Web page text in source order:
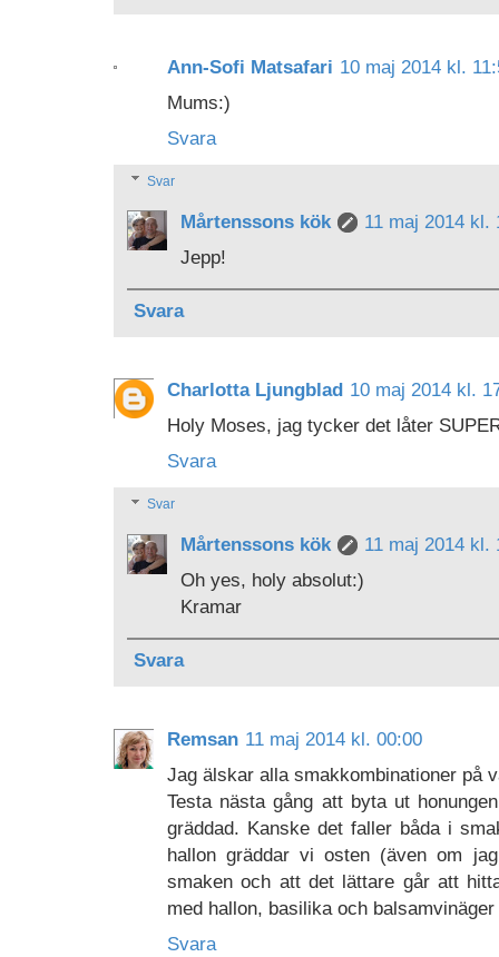
Ann-Sofi Matsafari 10 maj 2014 kl.
Mums:)
Svara
Svar
Mårtenssons kök
11 maj 2014 kl.
Jepp!
Svara
Charlotta Ljungblad 10 maj 2014 kl.
Holy Moses, jag tycker det låter
Svara
Svar
Mårtenssons kök
11 maj 2014 kl.
Oh yes, holy absolut:)
Kramar
Svara
Remsan 11 maj 2014 kl. 00:00
Jag älskar alla smakkombinationer på
Testa nästa gång att byta ut
gräddad. Kanske det faller båda i
hallon gräddar vi osten (även om
smaken och att det lättare går att
med hallon, basilika och
Svara